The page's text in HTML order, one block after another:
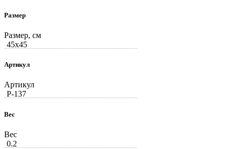
Размер
Размер, см
45x45
Артикул
Артикул
Р-137
Вес
Вес
0.2